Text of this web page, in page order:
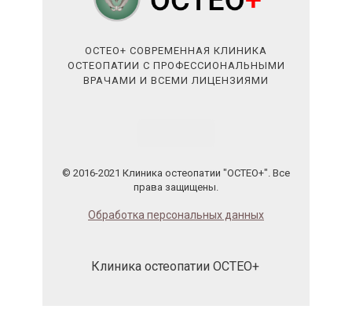
ОСТЕО+ СОВРЕМЕННАЯ КЛИНИКА
ОСТЕОПАТИИ С ПРОФЕССИОНАЛЬНЫМИ
ВРАЧАМИ И ВСЕМИ ЛИЦЕНЗИЯМИ
© 2016-2021 Клиника остеопатии "ОСТЕО+". Все
права защищены.
Обработка персональных данных
Клиника остеопатии ОСТЕО+